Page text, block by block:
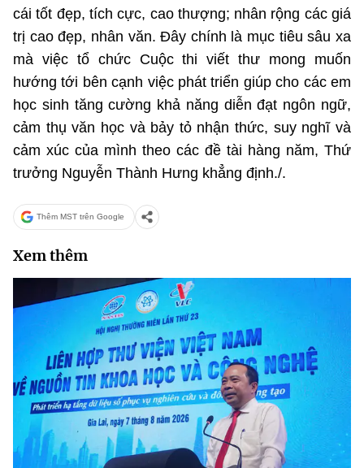
cái tốt đẹp, tích cực, cao thượng; nhân rộng các giá
trị cao đẹp, nhân văn. Đây chính là mục tiêu sâu xa
mà việc tổ chức Cuộc thi viết thư mong muốn
hướng tới bên cạnh việc phát triển giúp cho các em
học sinh tăng cường khả năng diễn đạt ngôn ngữ,
cảm thụ văn học và bảy tỏ nhận thức, suy nghĩ và
cảm xúc của mình theo các đề tài hàng năm, Thứ
trưởng Nguyễn Thành Hưng khẳng định./.
Thêm MST trên Google
Xem thêm